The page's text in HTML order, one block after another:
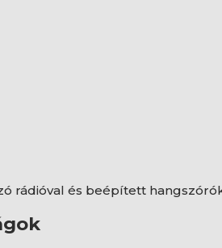
rádióval és beépített